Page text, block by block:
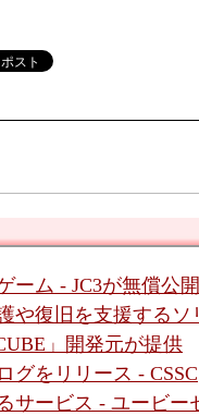
ーム - JC3が無償公開
や復旧を支援する
」開発元が提供
グをリリース - CSSC
サービス - ユービー